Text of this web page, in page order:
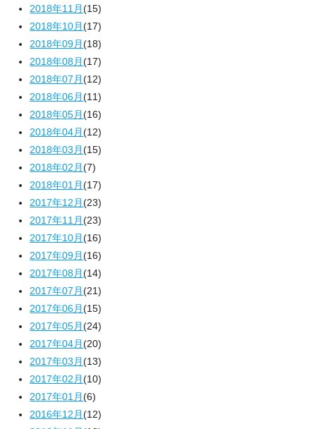
2018年11月(15)
2018年10月(17)
2018年09月(18)
2018年08月(17)
2018年07月(12)
2018年06月(11)
2018年05月(16)
2018年04月(12)
2018年03月(15)
2018年02月(7)
2018年01月(17)
2017年12月(23)
2017年11月(23)
2017年10月(16)
2017年09月(16)
2017年08月(14)
2017年07月(21)
2017年06月(15)
2017年05月(24)
2017年04月(20)
2017年03月(13)
2017年02月(10)
2017年01月(6)
2016年12月(12)